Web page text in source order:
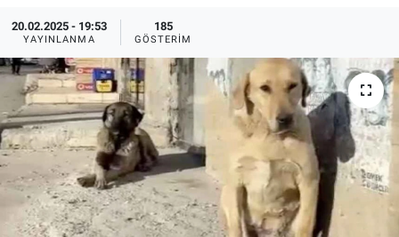
20.02.2025 - 19:53
YAYINLANMA
185
GÖSTERIM
Eğlence
Ekonomi
Forum
Gerçeğin İzinde
Gün Başlıyor